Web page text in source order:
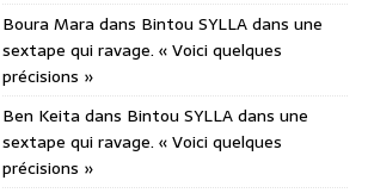
Boura Mara dans Bintou SYLLA dans une
sextape qui ravage. « Voici quelques
précisions »
Ben Keita dans Bintou SYLLA dans une
sextape qui ravage. « Voici quelques
précisions »